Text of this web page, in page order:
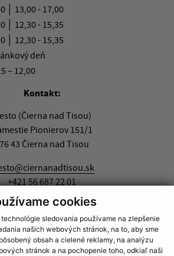
cookies
sledovania používame na zlepšenie
našich webových stránok, na to, aby sme
obsah a cielené reklamy, na analýzu
stránok a na pochopenie toho, odkiaľ naši
│ 13,00 - 17,00
│ 12,30 - 15,35
│ 12,30 - 15,35
deň
– 12,00
Kontakt:
(Čierna nad Tisou)
Pionierov 151/1
43 Čierna nad Tisou
+421 56 687 22 01
IČO: 00331465